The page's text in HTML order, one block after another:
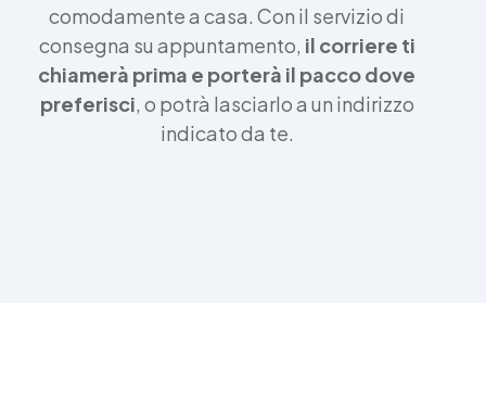
comodamente a casa. Con il servizio di
consegna su appuntamento, il corriere ti
chiamerà prima e porterà il pacco dove
preferisci, o potrà lasciarlo a un indirizzo
indicato da te.